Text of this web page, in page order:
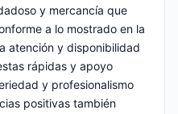
y mercancía que
a lo mostrado en la
atención y disponibilidad
rápidas y apoyo
y profesionalismo
positivas también